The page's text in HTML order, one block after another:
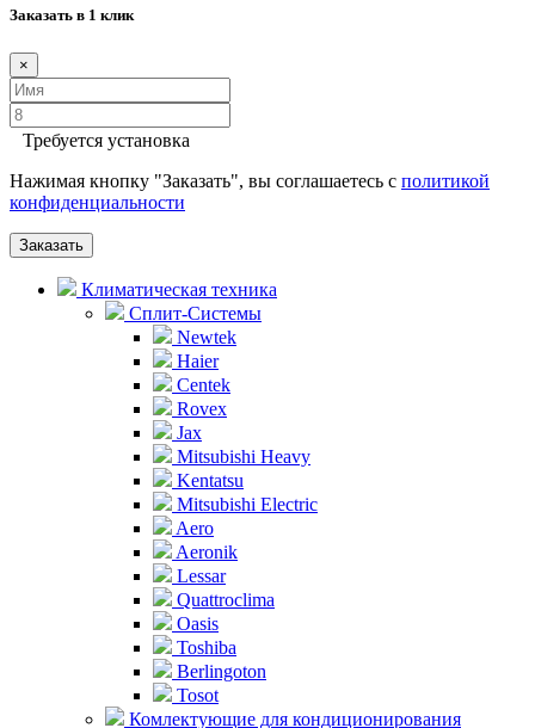
Заказать в 1 клик
×
Требуется установка
Нажимая кнопку "Заказать", вы соглашаетесь с политикой
конфиденциальности
Заказать
Климатическая техника
Сплит-Системы
Newtek
Haier
Centek
Rovex
Jax
Mitsubishi Heavy
Kentatsu
Mitsubishi Electric
Aero
Aeronik
Lessar
Quattroclima
Oasis
Toshiba
Berlingoton
Tosot
Комлектующие для кондиционирования